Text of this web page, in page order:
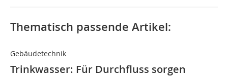
Thematisch passende Artikel:
Gebäudetechnik
Trinkwasser: Für Durchfluss sorgen